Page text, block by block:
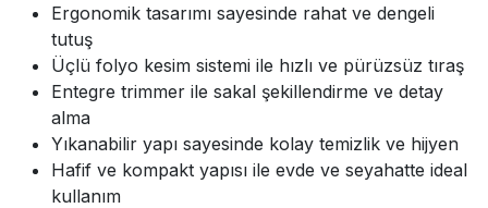
Ergonomik tasarımı sayesinde rahat ve dengeli
tutuş
Üçlü folyo kesim sistemi ile hızlı ve pürüzsüz tıraş
Entegre trimmer ile sakal şekillendirme ve detay
alma
Yıkanabilir yapı sayesinde kolay temizlik ve hijyen
Hafif ve kompakt yapısı ile evde ve seyahatte ideal
kullanım